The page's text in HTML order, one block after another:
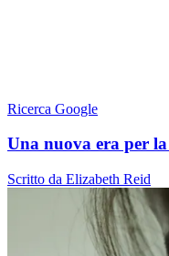
Ricerca Google
Una nuova era per
Scritto da Elizabeth Reid